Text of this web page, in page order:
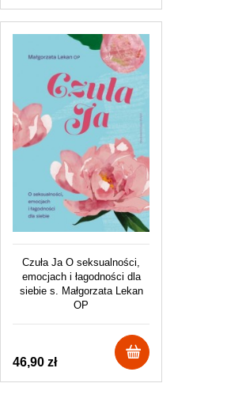
Czuła Ja O seksualności,
emocjach i łagodności dla
siebie s. Małgorzata Lekan
OP
46,90 zł